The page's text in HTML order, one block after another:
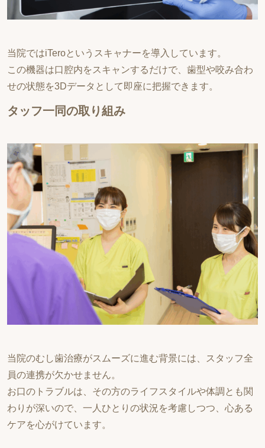
当院ではiTeroというスキャナーを導入しています。
この機器は口腔内をスキャンするだけで、歯型や咬み合わ
せの状態を3Dデータとして即座に把握できます。
タッフ一同の取り組み
当院のむし歯治療がスムーズに進む背景には、スタッフ全
員の連携が欠かせません。
お口のトラブルは、その方のライフスタイルや体調とも関
わりが深いので、一人ひとりの状況を考慮しつつ、心ある
ケアを心がけています。